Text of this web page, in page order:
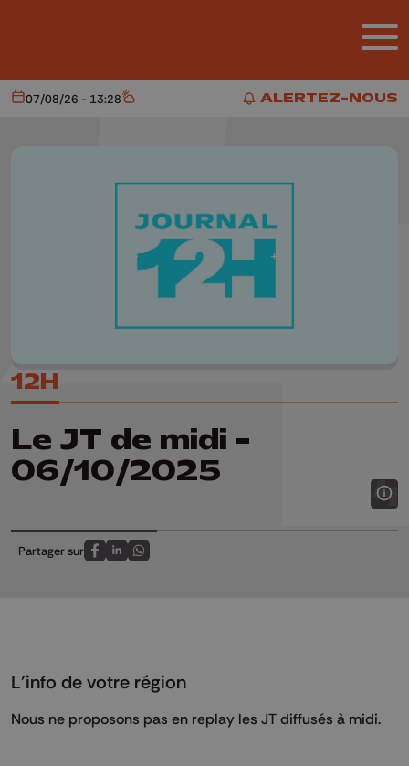
ALERTEZ-NOUS
ALERTEZ-NOUS
Aujourd'hui
07/08/26 - 13:28 Météo
12H
Le JT de midi -
06/10/2025
Partager sur
Partagez sur FaceBook
Partagez sur LinkedIn
Partagez sur Whatsapp
L'info de votre région
Nous ne proposons pas en replay les JT diffusés à midi.